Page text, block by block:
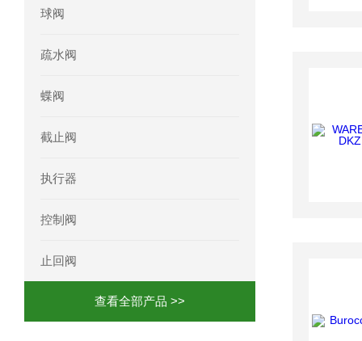
球阀
疏水阀
蝶阀
截止阀
执行器
控制阀
止回阀
查看全部产品 >>